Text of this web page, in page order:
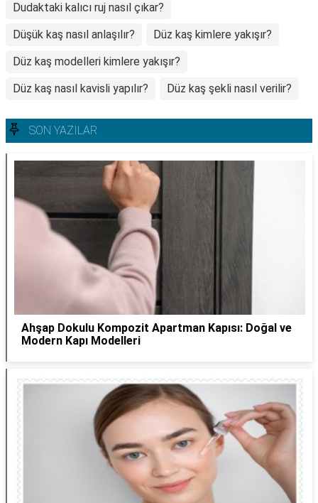
Dudaktaki kalıcı ruj nasıl çıkar?
Düşük kaş nasıl anlaşılır?
Düz kaş kimlere yakışır?
Düz kaş modelleri kimlere yakışır?
Düz kaş nasıl kavisli yapılır?
Düz kaş şekli nasıl verilir?
SON YAZILAR
Ahşap Dokulu Kompozit Apartman Kapısı: Doğal ve
Modern Kapı Modelleri